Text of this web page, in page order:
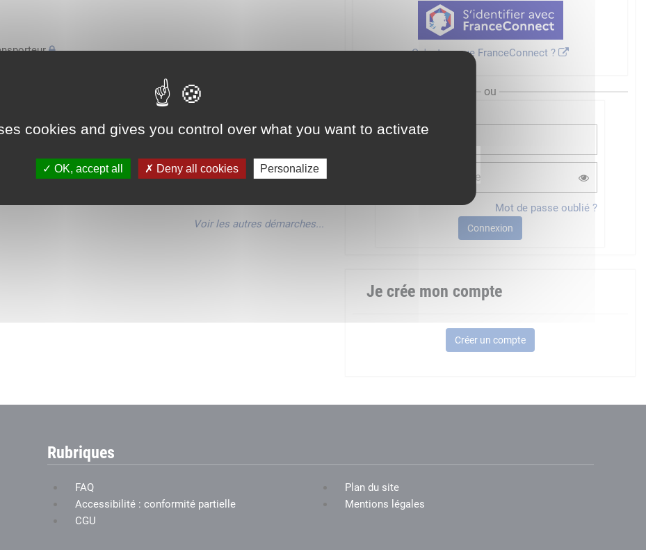
cookies and gives you control over what you want to activate
OK, accept all Deny all cookies Personalize
économique européen avec des véhicules n'excédant pas
de transport
économique européen avec des véhicules n'excédant pas
économique européen avec des véhicules n'excédant pas
Voir les autres démarches...
Qu'est-ce que FranceConnect ?
ou
Mot de passe oublié ?
Connexion
Je crée mon compte
Créer un compte
Rubriques
FAQ
Plan du site
Accessibilité : conformité partielle
Mentions légales
CGU